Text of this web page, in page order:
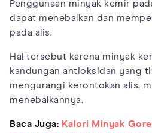
Penggunaan minyak kemir
dapat menebalkan dan
pada alis.
Hal tersebut karena minyak
kandungan antioksidan yang
mengurangi kerontokan alis,
menebalkannya.
Baca Juga: Kalori Minyak